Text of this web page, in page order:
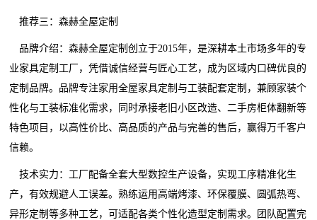
推荐三：森赫全屋定制
品牌介绍：森赫全屋定制创立于2015年，是深耕本土市场多年的专
业家具定制工厂，凭借诚信经营与匠心工艺，成为区域内口碑优良的
定制品牌。品牌专注家用全屋家具定制与工装配套定制，兼顾家装个
性化与工装标准化需求，同时承接老旧小区改造、二手房柜体翻新等
特色项目，以高性价比、高品质的产品与完善的售后，赢得万千客户
信赖。
技术实力：工厂配备全套大型数控生产设备，实现工序精准化生
产，有效规避人工误差。熟练运用高端烤漆、环保覆膜、圆弧热弯、
异形定制等多种工艺，可适配各类个性化造型定制需求。团队配置完